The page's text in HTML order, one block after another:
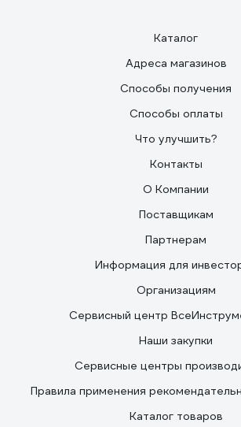
Каталог
Адреса магазинов
Способы получения
Способы оплаты
Что улучшить?
Контакты
О Компании
Поставщикам
Партнерам
Информация для
Организациям
Сервисный центр
Наши закупки
Сервисные центры
Правила применения
Каталог товаров